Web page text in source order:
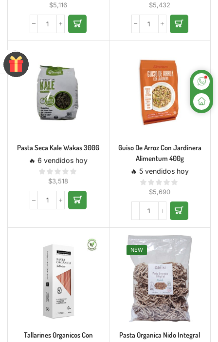
$5,116 $5,432
Pasta Seca Kale Wakas 300G
🔥 6 vendidos hoy
$3,518
Guiso De Arroz Con Jardinera
Alimentum 400g
🔥 5 vendidos hoy
$5,690
Tallarines Organicos Con
NEW
Pasta Organica Nido Integral